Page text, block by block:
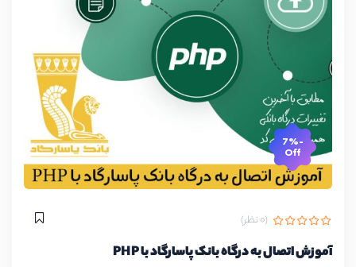
-7%
Off
(0 نظر)
آموزش اتصال به درگاه بانک پاسارگاد با PHP